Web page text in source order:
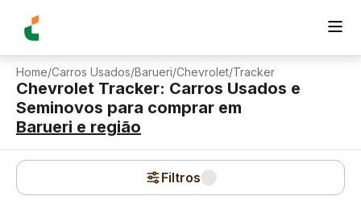
Home/Carros Usados/Barueri/Chevrolet/Tracker
Chevrolet Tracker: Carros Usados e
Seminovos para comprar em
Barueri e região
Filtros